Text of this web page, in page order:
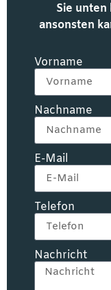
Sie
ansonsten
Vorname
Nachname
E-Mail
Telefon
Nachricht